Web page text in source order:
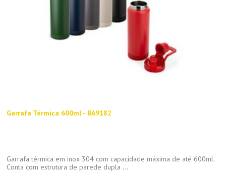
Garrafa Térmica 600ml - BA9182
Garrafa térmica em inox 304 com capacidade máxima de até 600ml.
Conta com estrutura de parede dupla ...